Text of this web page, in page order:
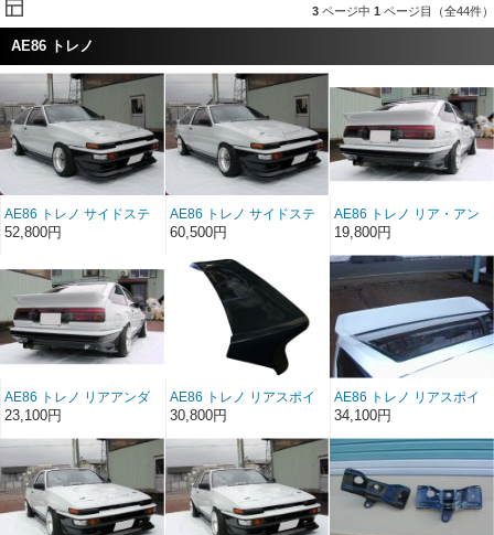
3 ページ中 1 ページ目（全44件）
AE86 トレノ
AE86 トレノ サイドステ
ップ FRP (前/後期）（左
52,800円
AE86 トレノ サイドステ
ップ ソフトFRP（前/後
60,500円
AE86 トレノ リア・アン
ダースポイラー FRP（後
19,800円
AE86 トレノ リアアンダ
ースポイラー ソフト
FRP（後期）
23,100円
AE86 トレノ リアスポイ
ラーType1 FRP（3ドア）
（前/後期）
30,800円
AE86 トレノ リアスポイ
ラーType2 FRP（3ドア）
（前/後期）
34,100円